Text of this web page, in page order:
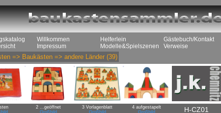
Willkommen
Impressum
Helferlein
Modelle&Spielszenen
Gästebuch/Kontakt
Verweise
=> Baukästen => andere Länder (39)
2 ...geöffnet
Großbild
3 Vorlagenblatt
Großbild
4 aufgestapelt
Großbild
H-CZ01